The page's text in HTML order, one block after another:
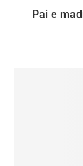
Pai e